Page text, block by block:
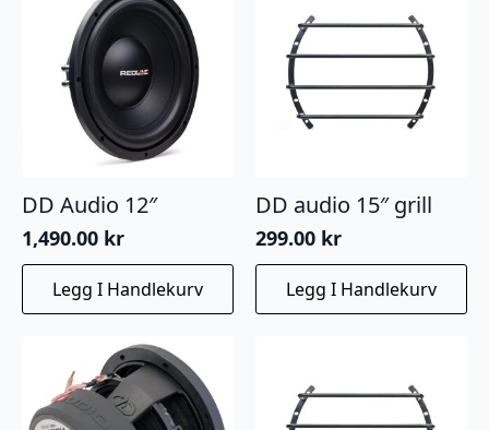
DD Audio 12″
1,490.00 kr
Legg I Handlekurv
DD audio 15″ grill
299.00 kr
Legg I Handlekurv